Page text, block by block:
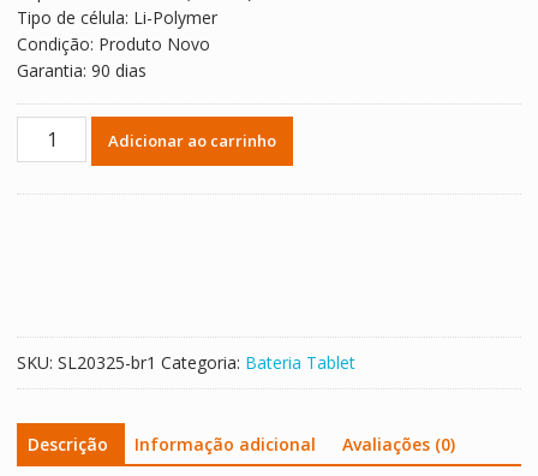
Tipo de célula: Li-Polymer
Condição: Produto Novo
Garantia: 90 dias
Bateria
Tablet
Adicionar ao carrinho
SKU: SL20325-br1 Categoria: Bateria Tablet
Descrição Informação adicional Avaliações (0)